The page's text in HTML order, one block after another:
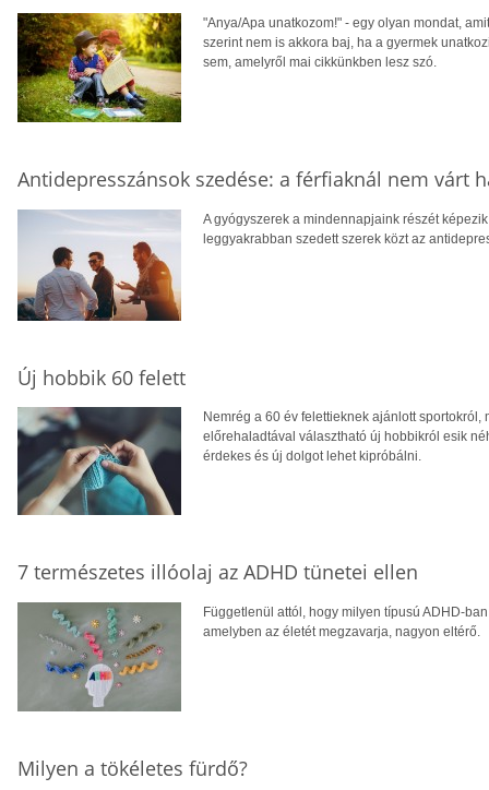
"Anya/Apa unatkozom!" - egy olyan mondat,
szerint nem is akkora baj, ha a gyermek
sem, amelyről mai cikkünkben lesz szó.
Antidepresszánsok szedése: a férfiaknál nem várt
A gyógyszerek a mindennapjaink részét
leggyakrabban szedett szerek közt az
Új hobbik 60 felett
Nemrég a 60 év felettieknek ajánlott
előrehaladtával választható új hobbikról esik
érdekes és új dolgot lehet kipróbálni.
7 természetes illóolaj az ADHD tünetei ellen
Függetlenül attól, hogy milyen típusú ADHD-
amelyben az életét megzavarja, nagyon eltérő.
Milyen a tökéletes fürdő?